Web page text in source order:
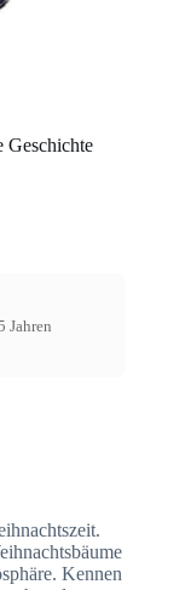
Geschichte
Jahren
Kennen